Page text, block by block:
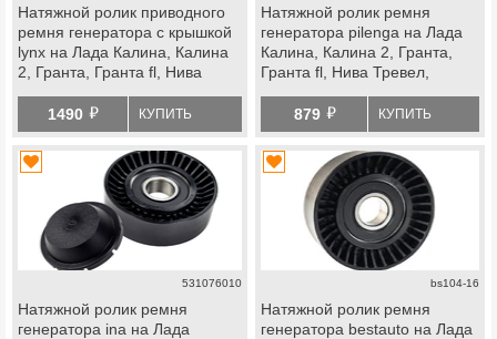
Натяжной ролик приводного
ремня генератора с крышкой
lynx на Лада Калина, Калина
2, Гранта, Гранта fl, Нива
datsun1490 й КУПИТЬ
Натяжной ролик ремня
генератора pilenga на Лада
Калина, Калина 2, Гранта,
Гранта fl, Нива Тревел,
879 й КУПИТЬ
531076010
Натяжной ролик ремня
генератора ina на Лада
bs104-16
Натяжной ролик ремня
генератора bestauto на Лада